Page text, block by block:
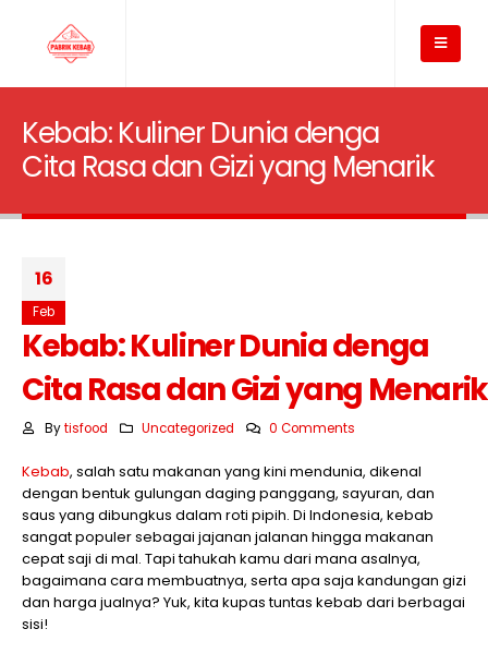
Kebab: Kuliner Dunia denga
Cita Rasa dan Gizi yang Menarik
16
Feb
Kebab: Kuliner Dunia denga
Cita Rasa dan Gizi yang Menarik
By tisfood Uncategorized 0 Comments
Kebab, salah satu makanan yang kini mendunia, dikenal
dengan bentuk gulungan daging panggang, sayuran, dan
saus yang dibungkus dalam roti pipih. Di Indonesia, kebab
sangat populer sebagai jajanan jalanan hingga makanan
cepat saji di mal. Tapi tahukah kamu dari mana asalnya,
bagaimana cara membuatnya, serta apa saja kandungan gizi
dan harga jualnya? Yuk, kita kupas tuntas kebab dari berbagai
sisi!